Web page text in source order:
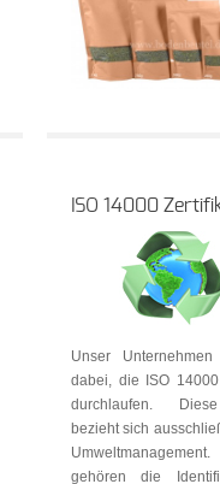
ISO 14000
Unser
dabei, die ISO
durchlaufen.
bezieht sich
gehören die